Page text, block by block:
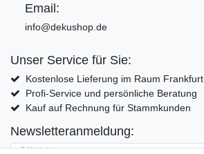
Email:
info@dekushop.de
Unser Service für Sie:
Kostenlose Lieferung im Raum Frankfurt
Profi-Service und persönliche Beratung
Kauf auf Rechnung für Stammkunden
Newsletteranmeldung:
E-MAIL **